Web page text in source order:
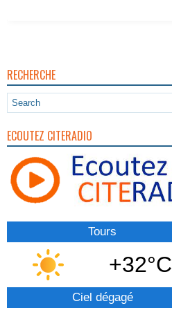
RECHERCHE
ECOUTEZ CITERADIO
Tours
+32°C
Ciel dégagé